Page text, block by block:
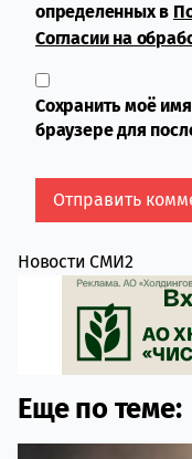
определенных в
Согласии на
Сохранить моё
браузере для
Новости СМИ2
Еще по теме: